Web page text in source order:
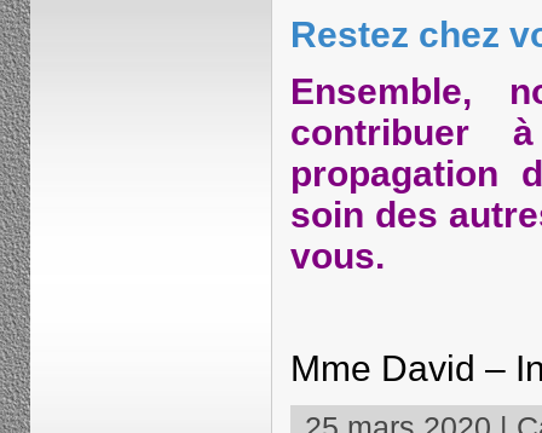
Restez chez
Ensemble,
contribuer
propagation
soin des
vous.
Mme David –